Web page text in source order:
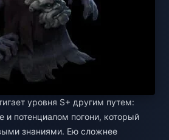
уровня S+ другим путем:
и потенциалом погони, который
знаниями. Ею сложнее